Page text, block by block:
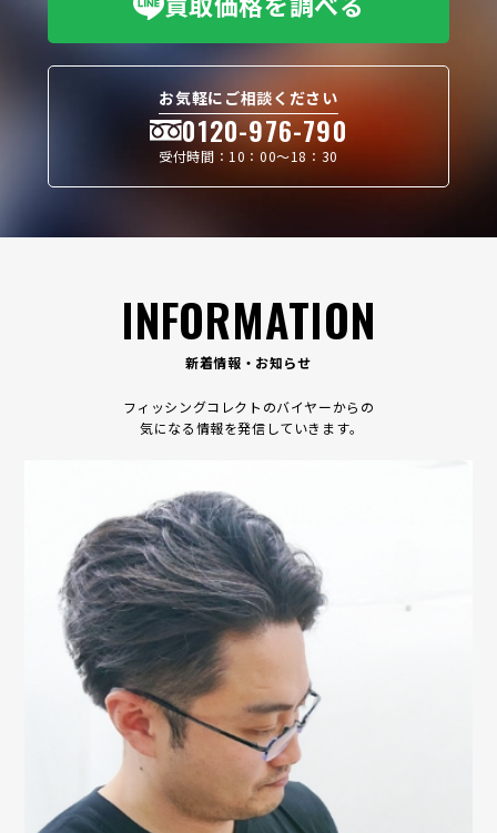
お気軽にご相談ください
0120-976-790
受付時間：10：00〜18：30
INFORMATION
新着情報・お知らせ
フィッシングコレクトのバイヤーからの
気になる情報を発信していきます｡